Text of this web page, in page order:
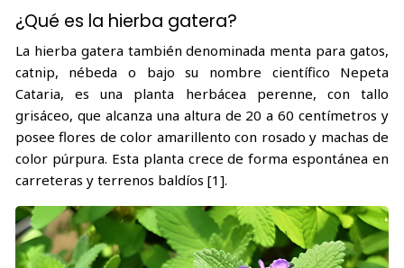
¿Qué es la hierba gatera?
La hierba gatera también denominada menta para gatos,
catnip, nébeda o bajo su nombre científico Nepeta
Cataria, es una planta herbácea perenne, con tallo
grisáceo, que alcanza una altura de 20 a 60 centímetros y
posee flores de color amarillento con rosado y machas de
color púrpura. Esta planta crece de forma espontánea en
carreteras y terrenos baldíos [1].